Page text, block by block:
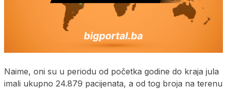
Naime, oni su u periodu od početka godine do kraja jula
imali ukupno 24.879 pacijenata, a od tog broja na terenu